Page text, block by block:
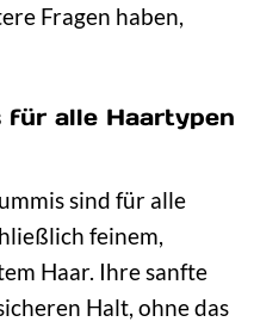
Fragen haben,
für alle Haartypen
sind für alle
feinem,
Haar. Ihre sanfte
Halt, ohne das